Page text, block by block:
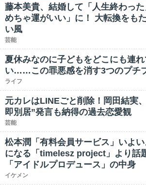
藤本美貴、結婚して「人生終わっ
めちゃ運がいい」に！ 大転換をも
い風
芸能
夏休みなのに子どもをどこにも連
い……この罪悪感を消す3つのプチ
ライフ
元カレはLINEごと削除！岡田結実
即別居”発言も納得の過去恋愛観
芸能
松本潤「有料会員サービス」いよ
になる「timelesz project」より話
「アイドルプロデュース」の中身
イケメン